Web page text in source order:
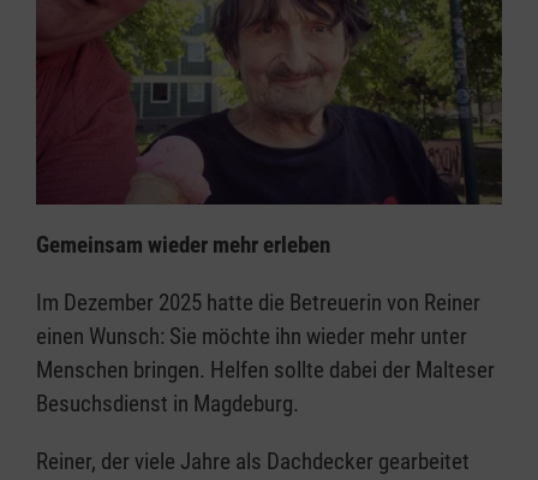
Gemeinsam wieder mehr erleben
Im Dezember 2025 hatte die Betreuerin von Reiner
einen Wunsch: Sie möchte ihn wieder mehr unter
Menschen bringen. Helfen sollte dabei der Malteser
Besuchsdienst in Magdeburg.
Reiner, der viele Jahre als Dachdecker gearbeitet